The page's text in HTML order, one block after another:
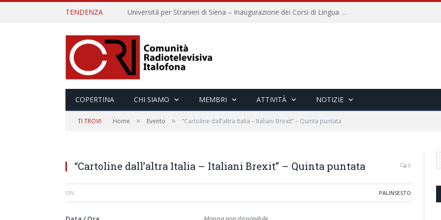
TENDENZA Università per Stranieri di Siena – Inaugurazione dei Corsi di Lingua e Cultura Italiana, 109a annata
COPERTINA CHI SIAMO MEMBRI ATTIVITÀ NOTIZIE
TI TROVI: Home » Evento » “Cartoline dall’altra Italia – Italiani Brexit” – Quinta puntata
“Cartoline dall’altra Italia – Italiani Brexit” – Quinta puntata 0
ON PALINSESTO